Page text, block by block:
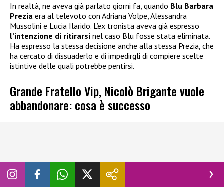
In realtà, ne aveva già parlato giorni fa, quando Blu Barbara
Prezia era al televoto con Adriana Volpe, Alessandra
Mussolini e Lucia Ilarido. L’ex tronista aveva già espresso
l’intenzione di ritirarsi nel caso Blu fosse stata eliminata.
Ha espresso la stessa decisione anche alla stessa Prezia, che
ha cercato di dissuaderlo e di impedirgli di compiere scelte
istintive delle quali potrebbe pentirsi.
Grande Fratello Vip, Nicolò Brigante vuole
abbandonare: cosa è successo